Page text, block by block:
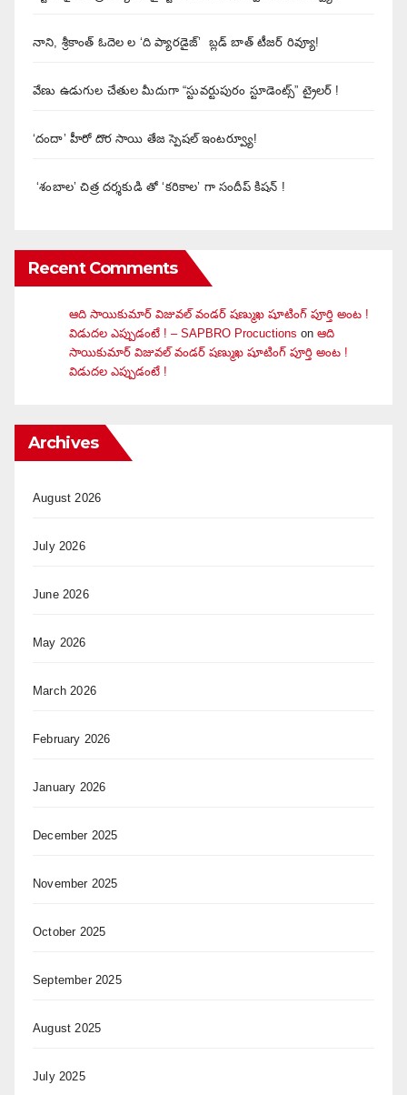
నాని, శ్రీకాంత్ ఓదెల ల ‘ది ప్యారడైజ్’ బ్లడ్ బాత్ టీజర్ రివ్యూ!
వేణు ఉడుగుల చేతుల మీదుగా “స్టువర్టుపురం స్టూడెంట్స్” ట్రైలర్ !
‘దందా’ హీరో దొర సాయి తేజ స్పెషల్ ఇంటర్వ్యూ!
‘శంబాల’ చిత్ర దర్శకుడి తో ‘కరికాల’ గా సందీప్ కిషన్ !
Recent Comments
ఆది సాయికుమార్ విజువ‌ల్ వండ‌ర్ ష‌ణ్ముఖ షూటింగ్ పూర్తి అంట !
విడుదల ఎప్పుడంటే ! – SAPBRO Procuctions on ఆది
సాయికుమార్ విజువ‌ల్ వండ‌ర్ ష‌ణ్ముఖ షూటింగ్ పూర్తి అంట !
విడుదల ఎప్పుడంటే !
Archives
August 2026
July 2026
June 2026
May 2026
March 2026
February 2026
January 2026
December 2025
November 2025
October 2025
September 2025
August 2025
July 2025